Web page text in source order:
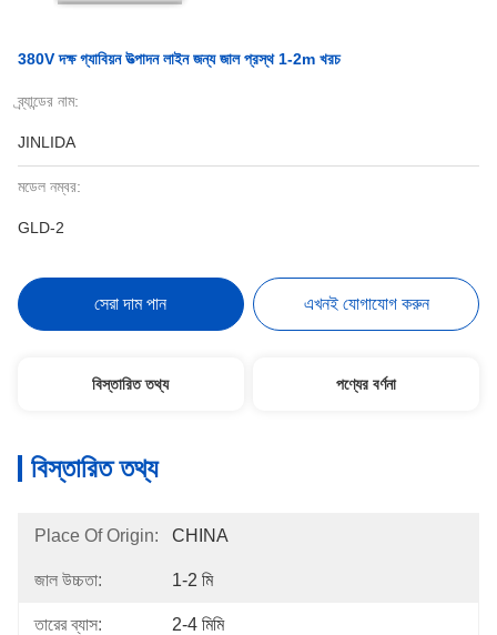
380V দক্ষ গ্যাবিয়ন উত্পাদন লাইন জন্য জাল প্রস্থ 1-2m খরচ
ব্র্যান্ডের নাম:
JINLIDA
মডেল নম্বর:
GLD-2
সেরা দাম পান এখনই যোগাযোগ করুন
বিস্তারিত তথ্য পণ্যের বর্ণনা
বিস্তারিত তথ্য
Place Of Origin: CHINA
জাল উচ্চতা: 1-2 মি
তারের ব্যাস: 2-4 মিমি